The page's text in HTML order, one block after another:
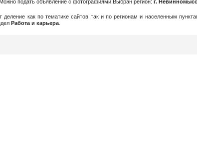
подать объявление c фотографиями.Выбран регион: г.
деление как по тематике сайтов так и по регионам и населенным
Работа и карьера